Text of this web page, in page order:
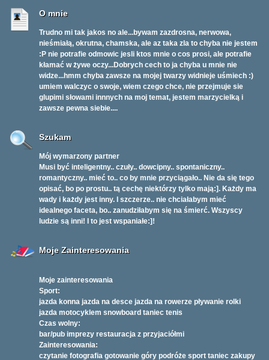
O mnie
Trudno mi tak jakos no ale...bywam zazdrosna, nerwowa,
nieśmiałą, okrutna, chamska, ale az taka zla to chyba nie jestem
:P nie potrafie odmowic jesli ktos mnie o cos prosi, ale potrafie
kłamać w żywe oczy...Dobrych cech to ja chyba u mnie nie
widze...hmm chyba zawsze na mojej twarzy widnieje uśmiech :)
umiem walczyc o swoje, wiem czego chce, nie przejmuje sie
glupimi słowami innnych na moj temat, jestem marzycielką i
zawsze pewna siebie....
Szukam
Mój wymarzony partner
Musi być inteligentny.. czuły.. dowcipny.. spontaniczny..
romantyczny.. mieć to.. co by mnie przyciągało.. Nie da się tego
opisać, bo po prostu.. tą cechę niektórzy tylko mają:]. Każdy ma
wady i każdy jest inny. I szczerze.. nie chciałabym mieć
idealnego faceta, bo.. zanudziłabym się na śmierć. Wszyscy
ludzie są inni! I to jest wspaniałe:]!
Moje Zainteresowania
Moje zainteresowania
Sport:
jazda konna jazda na desce jazda na rowerze pływanie rolki
jazda motocyklem snowboard taniec tenis
Czas wolny:
bar/pub imprezy restauracja z przyjaciółmi
Zainteresowania:
czytanie fotografia gotowanie góry podróże sport taniec zakupy